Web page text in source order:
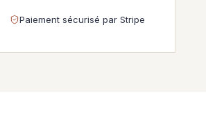
Paiement sécurisé par Stripe